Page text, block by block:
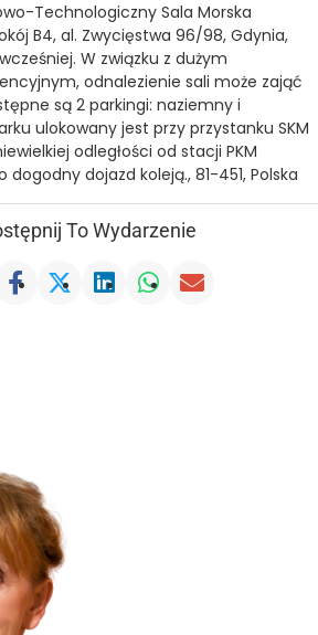
Technologiczny Sala Morska
B4, al. Zwycięstwa 96/98, Gdynia,
W związku z dużym
odnalezienie sali może zająć
są 2 parkingi: naziemny i
ulokowany jest przy przystanku SKM
odległości od stacji PKM
dogodny dojazd koleją., 81-451, Polska
To Wydarzenie